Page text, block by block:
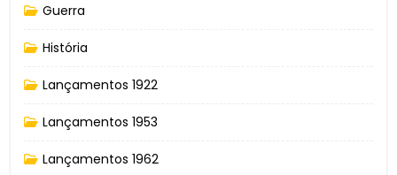
Guerra
História
Lançamentos 1922
Lançamentos 1953
Lançamentos 1962